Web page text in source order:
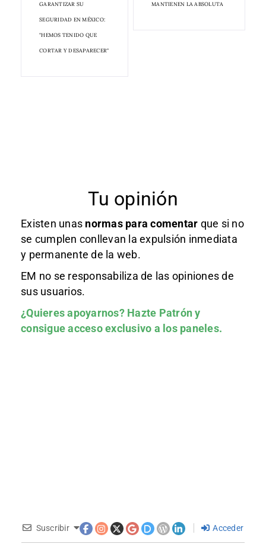
GARANTIZAR SU
SEGURIDAD EN MÉXICO:
"HEMOS TENIDO QUE
CORTAR Y DESAPARECER"
MANTIENEN LA ABSOLUTA
Tu opinión
Existen unas normas para comentar que si no
se cumplen conllevan la expulsión inmediata
y permanente de la web.
EM no se responsabiliza de las opiniones de
sus usuarios.
¿Quieres apoyarnos? Hazte Patróny
consigue acceso exclusivo a los paneles.
Suscribir Acceder